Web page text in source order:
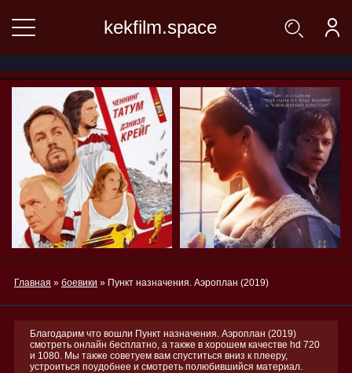
kekfilm.space
Главная » боевики » Пункт назначения. Аэроплан (2019)
Благодарим что вошли Пункт назначения. Аэроплан (2019)
смотреть онлайн бесплатно, а также в хорошем качестве hd 720
и 1080. Мы также советуем вам спуститься вниз к плееру,
устроиться поудобнее и смотреть полюбившийся материал.